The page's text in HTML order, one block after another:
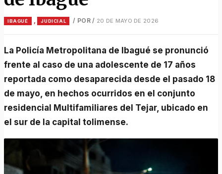
IBAGUÉ JUDICIAL / POR / 20 DE MAYO DE 2026
La Policía Metropolitana de Ibagué se pronunció
frente al caso de una adolescente de 17 años
reportada como desaparecida desde el pasado 18
de mayo, en hechos ocurridos en el conjunto
residencial Multifamiliares del Tejar, ubicado en
el sur de la capital tolimense.